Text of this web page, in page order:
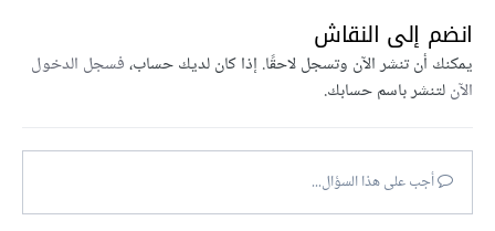
انضم إلى النقاش
يمكنك أن تنشر الآن وتسجل لاحقًا. إذا كان لديك حساب،فسجل الدخول
الآنلتنشر باسم حسابك.
أجب على هذا السؤال...